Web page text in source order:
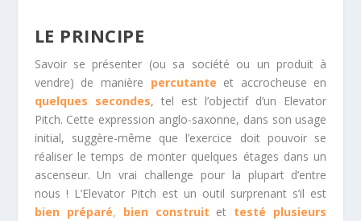
LE PRINCIPE
Savoir se présenter (ou sa société ou un produit à
vendre) de manière percutante et accrocheuse en
quelques secondes, tel est l’objectif d’un Elevator
Pitch. Cette expression anglo-saxonne, dans son usage
initial, suggère-même que l’exercice doit pouvoir se
réaliser le temps de monter quelques étages dans un
ascenseur. Un vrai challenge pour la plupart d’entre
nous ! L’Elevator Pitch est un outil surprenant s’il est
bien préparé, bien construit et testé plusieurs